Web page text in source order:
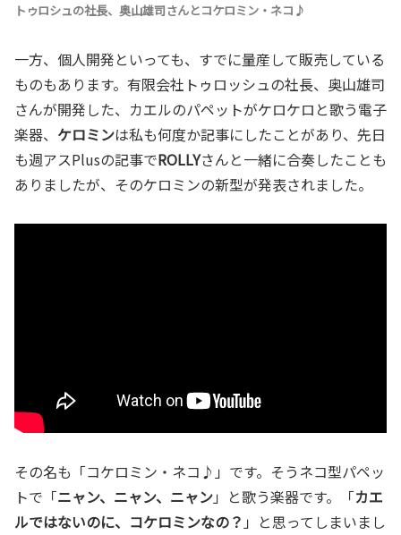
トゥロシュの社長、奥山雄司さんとコケロミン・ネコ♪
一方、個人開発といっても、すでに量産して販売している
ものもあります。有限会社トゥロッシュの社長、奥山雄司
さんが開発した、カエルのパペットがケロケロと歌う電子
楽器、 ケロミンは私も何度か記事にしたことがあり、先日
も週アスPlusの記事でROLLYさんと一緒に合奏したことも
ありましたが、そのケロミンの新型が発表されました。
その名も「コケロミン・ネコ♪」です。そうネコ型パペッ
トで「ニャン、ニャン、ニャン」と歌う楽器です。「カエ
ルではないのに、コケロミンなの？ 」と思ってしまいまし